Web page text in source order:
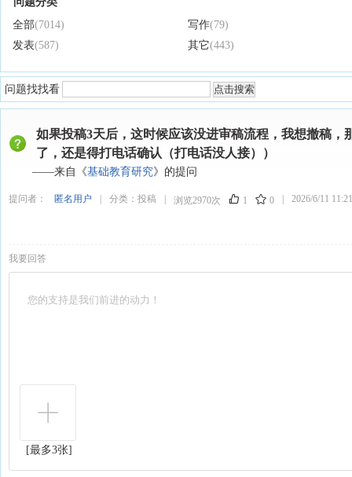
全部(7014) 写作(79)
发表(587) 其它(443)
问题找找看
如果投稿3天后，这时候应该没进审稿流程，我想撤稿，
了，还是得打电话确认（打电话没人接））
——来自《基础教育研究》的提问
提问者： 匿名用户 分类： 投稿 浏览2970次 1 0 2026/6/11
我要回答
[最多3张]